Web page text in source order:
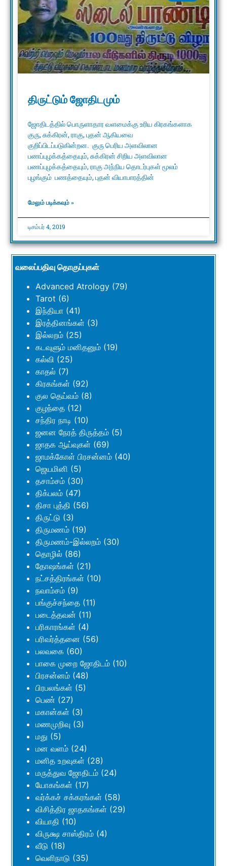
திருட்டும் ஜோதிடமும்
ஜோதிடத்தில் பொருளாதார வளமைக்கு உரிய கிரகங்களாக
குரு, சுக்கிரன், ராகு, புதன் ஆகியவை
குறிப்பிடப்படுகின்றன. குரு பெரிய அளவிலான
பணப்புழக்கத்தையும், சுக்கிரன் சிறிய அளவிலான
பணப்புழக்கத்தையும், ராகு அந்நிய தொடர்புகள் மூலம்
புழங்கும் பணத்தையும், புதன் வியாபாரத்தின்
மேலும் படிக்கவும் »
டிசம்பர் 4, 2019
வலைப்பதிவு தொகுப்புகள்
Advanced Atrology (79)
Tarot (6)
இந்தியா (41)
இரத்தினங்கள் (3)
இல்லறம் (25)
கடவுளும் மனிதனும் (19)
கல்வி (25)
காதல் (7)
கிரகங்கள் (92)
குல தெய்வம் (8)
குழந்தை (12)
சந்திர நாடி (10)
ஜனன நேரத் திருத்தம் (5)
ஜாதக ஆய்வுகள் (69)
ஜாமக்கோள் பிரசன்னம் (40)
ஜெயமினி (5)
தசாம்சம் (30)
திக்பலம் (47)
திசா புத்தி (56)
திருட்டு (3)
திருமணம் (19)
திருமணம்-இல்லறம் (30)
தொழில் (86)
தோஷங்கள் (21)
நட்சத்திரங்கள் (10)
நவாம்சம் (9)
பங்குச்சந்தை (11)
படைத்தவன் (11)
பரிகாரங்கள் (4)
பரிவர்த்தனை (56)
பலவகை (60)
பாகை முறை ஜோதிடம் (10)
பிரசன்னம் (48)
பிரபலங்கள் (5)
பெண் (27)
மகான்கள் (3)
மணமுறிவு (3)
மது (5)
மன வளம் (24)
மனித உறவுகள் (28)
மருத்துவ ஜோதிடம் (24)
யோகங்கள் (17)
வர்க்கச் சக்கரங்கள் (58)
விசித்திர ஜாதகங்கள் (29)
வியாதி (10)
விருக்ஷ சாஸ்திரம் (4)
வீடு (18)
வெளிநாடு (35)